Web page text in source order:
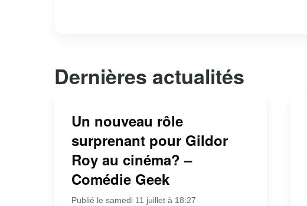
Dernières actualités
Un nouveau rôle
surprenant pour Gildor
Roy au cinéma? –
Comédie Geek
Publié le samedi 11 juillet à 18:27